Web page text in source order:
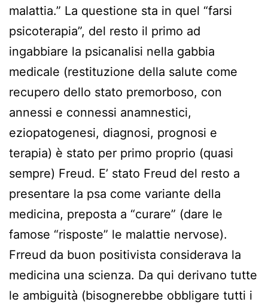
malattia.” La questione sta in quel “farsi
psicoterapia”, del resto il primo ad
ingabbiare la psicanalisi nella gabbia
medicale (restituzione della salute come
recupero dello stato premorboso, con
annessi e connessi anamnestici,
eziopatogenesi, diagnosi, prognosi e
terapia) è stato per primo proprio (quasi
sempre) Freud. E’ stato Freud del resto a
presentare la psa come variante della
medicina, preposta a “curare” (dare le
famose “risposte” le malattie nervose).
Frreud da buon positivista considerava la
medicina una scienza. Da qui derivano tutte
le ambiguità (bisognerebbe obbligare tutti i